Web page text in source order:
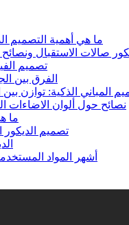
ما هي أهمية التصميم
تصميم
الفرق بين
المباني الذكية: توازن
نصائح حول ألوان
ما
تصميم الديكور
أشهر المواد